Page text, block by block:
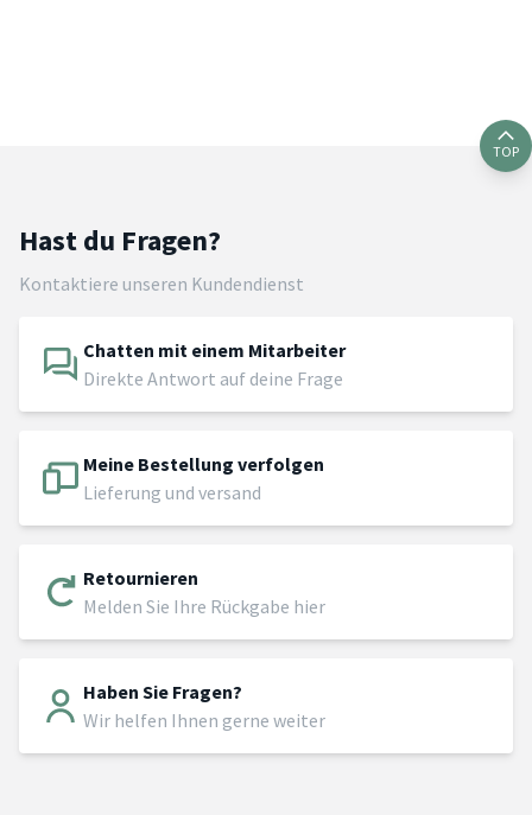
TOP
Hast du Fragen?
Kontaktiere unseren Kundendienst
Chatten mit einem Mitarbeiter
Direkte Antwort auf deine Frage
Meine Bestellung verfolgen
Lieferung und versand
Retournieren
Melden Sie Ihre Rückgabe hier
Haben Sie Fragen?
Wir helfen Ihnen gerne weiter